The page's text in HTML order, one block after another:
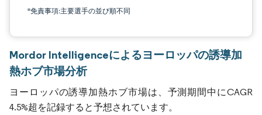
*免責事項:主要選手の並び順不同
Mordor Intelligenceによるヨーロッパの誘導加
熱ホブ市場分析
ヨーロッパの誘導加熱ホブ市場は、予測期間中にCAGR
4.5%超を記録すると予想されています。